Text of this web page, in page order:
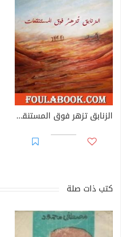
الزنابق تزهر فوق المستنقعات
كتب ذات صلة